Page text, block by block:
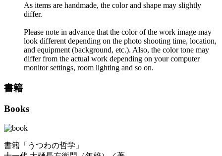
As items are handmade, the color and shape may slightly
differ.
Please note in advance that the color of the work image may
look different depending on the photo shooting time, location,
and equipment (background, etc.). Also, the color tone may
differ from the actual work depending on your computer
monitor settings, room lighting and so on.
書籍
Books
書籍「うつわの哲学」